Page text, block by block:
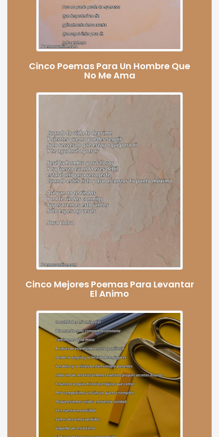
Cinco Poemas Para Un Hombre Que
No Me Ama
Cinco Mejores Poemas Para Levantar
El Animo